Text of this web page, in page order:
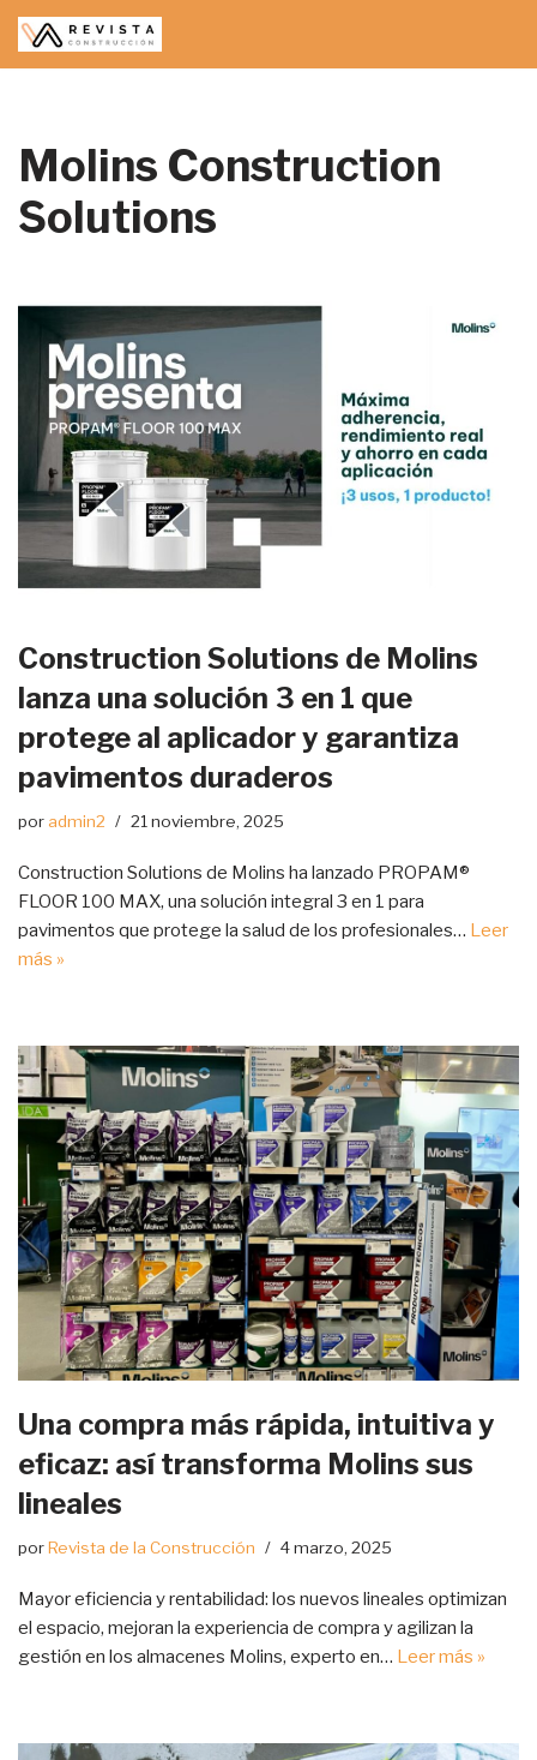
Saltar
Molins Construction
Solutions
Construction Solutions de Molins
lanza una solución 3 en 1 que
protege al aplicador y garantiza
pavimentos duraderos
por admin2 21 noviembre, 2025
Construction Solutions de Molins ha lanzado PROPAM®
FLOOR 100 MAX, una solución integral 3 en 1 para
pavimentos que protege la salud de los profesionales… Leer
más »
Una compra más rápida, intuitiva y
eficaz: así transforma Molins sus
lineales
porRevista de la Construcción 4 marzo, 2025
Mayor eficiencia y rentabilidad: los nuevos lineales optimizan
el espacio, mejoran la experiencia de compra y agilizan la
gestión en los almacenes Molins, experto en… Leer más »